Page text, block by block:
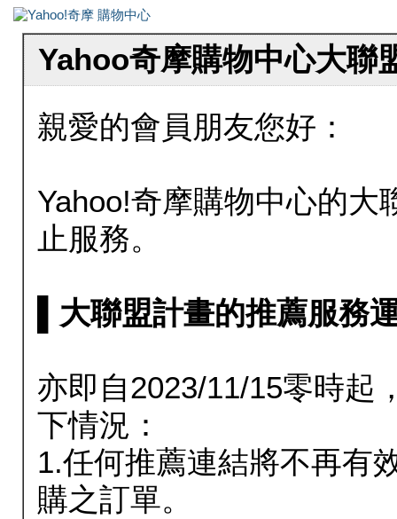
Yahoo奇摩購物中心大聯
親愛的會員朋友您好：
Yahoo!奇摩購物中心的大
止服務。
▌大聯盟計畫的推薦服務
亦即自2023/11/15零時起
下情況：
1.任何推薦連結將不再有
購之訂單。